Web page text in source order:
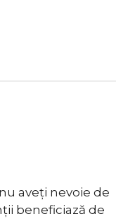
aveți nevoie de
beneficiază de